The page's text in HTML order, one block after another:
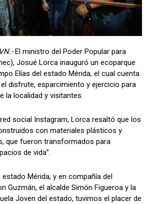
El ministro del Poder Popular para
Josué Lorca inauguró un ecoparque
Elías del estado Mérida, el cual cuenta
disfrute, esparcimiento y ejercicio para
la localidad y visitantes.
social Instagram, Lorca resaltó que los
con materiales plásticos y
que fueron transformados para
de vida”.
estado Mérida, y en compañía del
Guzmán, el alcalde Simón Figueroa y la
Joven del estado, tuvimos el placer de